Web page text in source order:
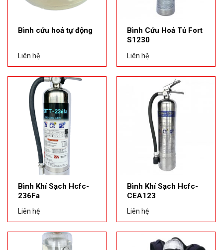
Bình cứu hoả tự động
Liên hệ
Bình Cứu Hoả Tủ Fort
S1230
Liên hệ
Bình Khí Sạch Hcfc-
236Fa
Liên hệ
Bình Khí Sạch Hcfc-
CEA123
Liên hệ